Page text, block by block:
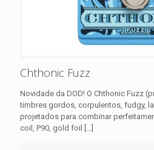
Chthonic Fuzz
Novidade da DOD! O Chthonic Fuzz
timbres gordos, corpulentos, fudgy,
projetados para combinar
coil, P90, gold foil […]